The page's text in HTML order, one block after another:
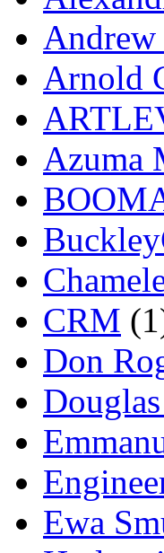
Andrew
Arnold
Azuma
CRM
Don
Ewa